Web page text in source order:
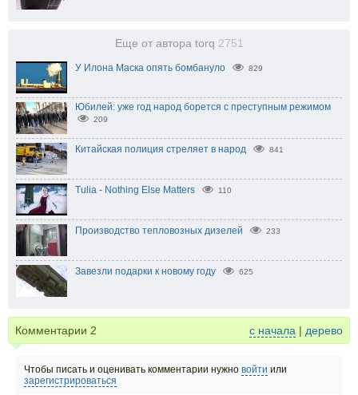
Еще от автора torq 2751
У Илона Маска опять бомбануло 829
Юбилей: уже год народ борется с преступным режимом
209
Китайская полиция стреляет в народ 841
Tulia - Nothing Else Matters 110
Производство тепловозных дизелей 233
Завезли подарки к новому году 625
Комментарии 2 с начала | дерево
Чтобы писать и оценивать комментарии нужно войти или
зарегистрироваться